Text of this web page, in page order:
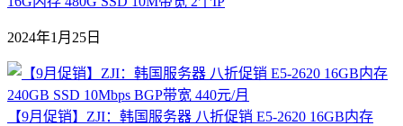
2024年1月25日
【9月促销】ZJI：韩国服务器 八折促销 E5-2620 16GB内存